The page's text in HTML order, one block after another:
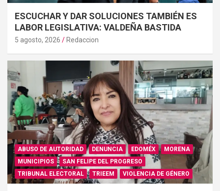
ESCUCHAR Y DAR SOLUCIONES TAMBIÉN ES
LABOR LEGISLATIVA: VALDEÑA BASTIDA
5 agosto, 2026 Redaccion
ABUSO DE AUTORIDAD DENUNCIA EDOMÉX
MORENA
MUNICIPIOS
SAN FELIPE DEL PROGRESO
TRIBUNAL ELECTORAL
TRIEEM VIOLENCIA DE GÉNERO